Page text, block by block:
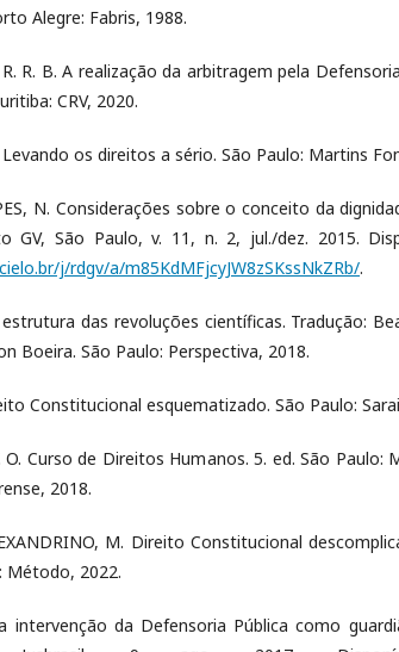
Alegre: Fabris, 1988.
R. R. B. A realização da arbitragem pela
CRV, 2020.
Levando os direitos a sério. São Paulo: Martins
N. Considerações sobre o conceito da
GV, São Paulo, v. 11, n. 2, jul./dez. 2015.
j/rdgv/a/m85KdMFjcyJW8zSKssNkZRb/.
estrutura das revoluções científicas. Tradução:
Boeira. São Paulo: Perspectiva, 2018.
Constitucional esquematizado. São Paulo:
O. Curso de Direitos Humanos. 5. ed. São Paulo:
2018.
M. Direito Constitucional
Método, 2022.
intervenção da Defensoria Pública como